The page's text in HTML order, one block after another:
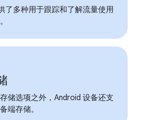
了多种用于跟踪和了解流量使用
储选项之外，Android 设备还支
端存储。